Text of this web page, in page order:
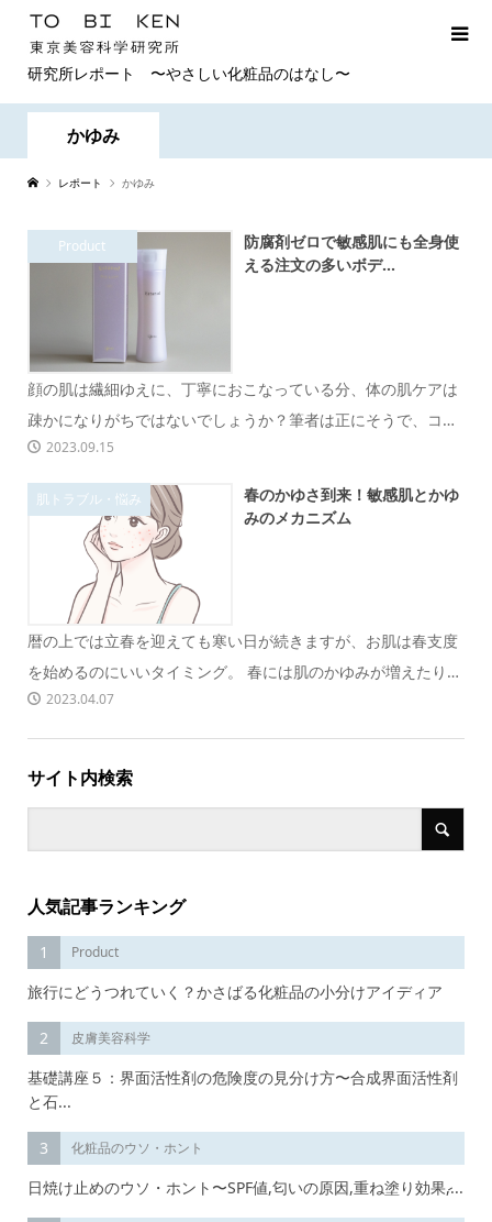
研究所レポート 〜やさしい化粧品のはなし〜
かゆみ
レポート かゆみ
Product
防腐剤ゼロで敏感肌にも全身使
える注文の多いボデ...
顔の肌は繊細ゆえに、丁寧におこなっている分、体の肌ケアは
疎かになりがちではないでしょうか？筆者は正にそうで、コク
のあるクリームを...
2023.09.15
肌トラブル・悩み
春のかゆさ到来！敏感肌とかゆ
みのメカニズム
暦の上では立春を迎えても寒い日が続きますが、お肌は春支度
を始めるのにいいタイミング。 春には肌のかゆみが増えたり、
敏感肌の悩みが...
2023.04.07
サイト内検索
人気記事ランキング
1 Product
旅行にどうつれていく？かさばる化粧品の小分けアイディア
2 皮膚美容科学
基礎講座５：界面活性剤の危険度の見分け方〜合成界面活性剤
と石...
3 化粧品のウソ・ホント
日焼け止めのウソ・ホント〜SPF値,匂いの原因,重ね塗り効果,̷...